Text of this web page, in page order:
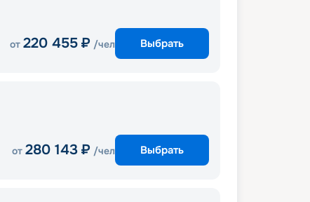
от 220 455 ₽ /чел Выбрать
от 280 143 ₽ /чел Выбрать